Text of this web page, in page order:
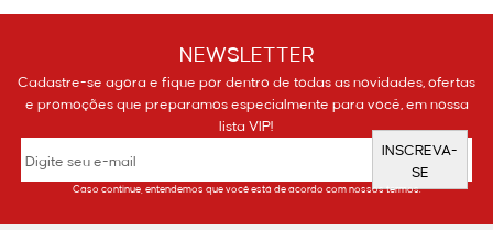
NEWSLETTER
Cadastre-se agora e fique por dentro de todas as novidades, ofertas
e promoções que preparamos especialmente para você, em nossa
lista VIP!
INSCREVA-
SE
Caso continue, entendemos que você está de acordo com nossos termos.